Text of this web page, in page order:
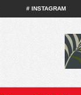
# INSTAGRAM